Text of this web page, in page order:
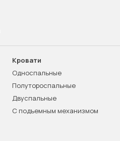
Кровати
Односпальные
Полутороспальные
Двуспальные
С подъемным механизмом